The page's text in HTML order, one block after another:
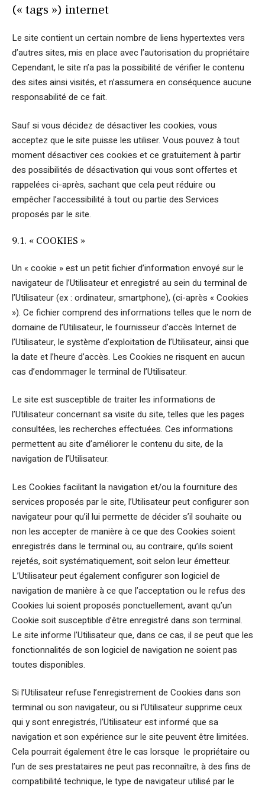
(« tags ») internet
Le site contient un certain nombre de liens hypertextes vers
d’autres sites, mis en place avec l’autorisation du propriétaire
Cependant, le site n’a pas la possibilité de vérifier le contenu
des sites ainsi visités, et n’assumera en conséquence aucune
responsabilité de ce fait.
Sauf si vous décidez de désactiver les cookies, vous
acceptez que le site puisse les utiliser. Vous pouvez à tout
moment désactiver ces cookies et ce gratuitement à partir
des possibilités de désactivation qui vous sont offertes et
rappelées ci-après, sachant que cela peut réduire ou
empêcher l’accessibilité à tout ou partie des Services
proposés par le site.
9.1. « COOKIES »
Un « cookie » est un petit fichier d’information envoyé sur le
navigateur de l’Utilisateur et enregistré au sein du terminal de
l’Utilisateur (ex : ordinateur, smartphone), (ci-après « Cookies
»). Ce fichier comprend des informations telles que le nom de
domaine de l’Utilisateur, le fournisseur d’accès Internet de
l’Utilisateur, le système d’exploitation de l’Utilisateur, ainsi que
la date et l’heure d’accès. Les Cookies ne risquent en aucun
cas d’endommager le terminal de l’Utilisateur.
Le site est susceptible de traiter les informations de
l’Utilisateur concernant sa visite du site, telles que les pages
consultées, les recherches effectuées. Ces informations
permettent au site d’améliorer le contenu du site, de la
navigation de l’Utilisateur.
Les Cookies facilitant la navigation et/ou la fourniture des
services proposés par le site, l’Utilisateur peut configurer son
navigateur pour qu’il lui permette de décider s’il souhaite ou
non les accepter de manière à ce que des Cookies soient
enregistrés dans le terminal ou, au contraire, qu’ils soient
rejetés, soit systématiquement, soit selon leur émetteur.
L’Utilisateur peut également configurer son logiciel de
navigation de manière à ce que l’acceptation ou le refus des
Cookies lui soient proposés ponctuellement, avant qu’un
Cookie soit susceptible d’être enregistré dans son terminal.
Le site informe l’Utilisateur que, dans ce cas, il se peut que les
fonctionnalités de son logiciel de navigation ne soient pas
toutes disponibles.
Si l’Utilisateur refuse l’enregistrement de Cookies dans son
terminal ou son navigateur, ou si l’Utilisateur supprime ceux
qui y sont enregistrés, l’Utilisateur est informé que sa
navigation et son expérience sur le site peuvent être limitées.
Cela pourrait également être le cas lorsque le propriétaire ou
l’un de ses prestataires ne peut pas reconnaître, à des fins de
compatibilité technique, le type de navigateur utilisé par le